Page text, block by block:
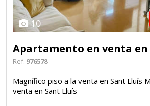
10
Apartamento en venta en
Ref. 976578
Magnífico piso a la venta en Sant Lluís
venta en Sant Lluís